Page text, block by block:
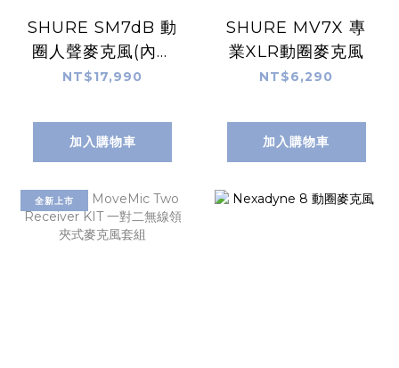
SHURE SM7dB 動
圈人聲麥克風(內建
擴大器)
NT$17,990
加入購物車
SHURE MV7X 專
業XLR動圈麥克風
NT$6,290
加入購物車
全新上市